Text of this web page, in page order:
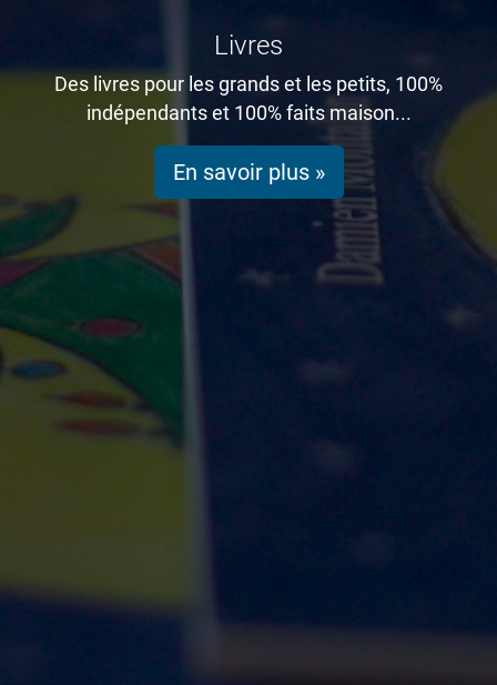
Livres
Des livres pour les grands et les petits, 100%
indépendants et 100% faits maison...
En savoir plus »